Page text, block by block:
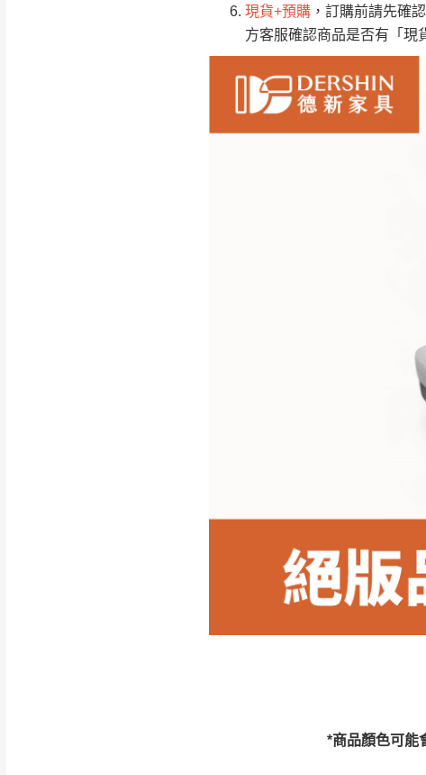
現貨+預購 ，訂購前請先確
方客服確認商品是否有「現
*商品顏色可能
新竹
台北
暫無配送地區：彰化、南投
（洽詢方式請搜尋 L
運送範圍：限定北
配送範圍：
保護物流人員的工
因大型傢俱有組裝
會再與您通知，讓
由於百貨公司配送
若您選擇三聯式或索取
送達，如遇國定假日將順
若收到不良品，請
所有退回及換貨之
品、附件、包裝、
是否合適)。
訂購前請確認商品
為主。
非因本公司問題而
本公司部份商品無
為因素導致商品損